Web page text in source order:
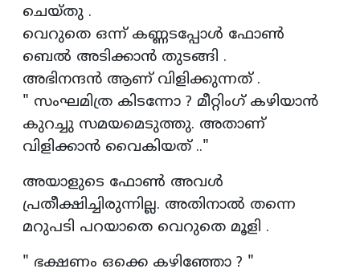
ചെയ്തു .
വെറുതെ ഒന്ന് കണ്ണടപ്പോൾ ഫോൺ
ബെൽ അടിക്കാൻ തുടങ്ങി .
അഭിനന്ദൻ ആണ് വിളിക്കുന്നത് .
" സംഘമിത്ര കിടന്നോ ? മീറ്റിംഗ് കഴിയാൻ
കുറച്ചു സമയമെടുത്തു. അതാണ്
വിളിക്കാൻ വൈകിയത് .."
അയാളുടെ ഫോൺ അവൾ
പ്രതീക്ഷിച്ചിരുന്നില്ല. അതിനാൽ തന്നെ
മറുപടി പറയാതെ വെറുതെ മൂളി .
" ഭക്ഷണം ഒക്കെ കഴിഞ്ഞോ ? "